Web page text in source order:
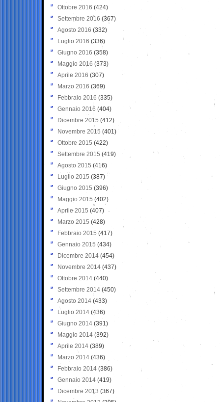
Ottobre 2016 (424)
Settembre 2016 (367)
Agosto 2016 (332)
Luglio 2016 (336)
Giugno 2016 (358)
Maggio 2016 (373)
Aprile 2016 (307)
Marzo 2016 (369)
Febbraio 2016 (335)
Gennaio 2016 (404)
Dicembre 2015 (412)
Novembre 2015 (401)
Ottobre 2015 (422)
Settembre 2015 (419)
Agosto 2015 (416)
Luglio 2015 (387)
Giugno 2015 (396)
Maggio 2015 (402)
Aprile 2015 (407)
Marzo 2015 (428)
Febbraio 2015 (417)
Gennaio 2015 (434)
Dicembre 2014 (454)
Novembre 2014 (437)
Ottobre 2014 (440)
Settembre 2014 (450)
Agosto 2014 (433)
Luglio 2014 (436)
Giugno 2014 (391)
Maggio 2014 (392)
Aprile 2014 (389)
Marzo 2014 (436)
Febbraio 2014 (386)
Gennaio 2014 (419)
Dicembre 2013 (367)